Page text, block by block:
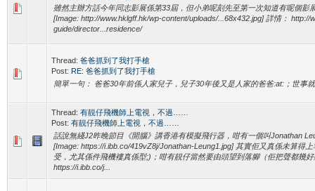
雖然主辦方話今年同志影展係第33屆，但小弟呢刻先至第一次知道有呢個影
[Image: http://www.hklgff.hk/wp-content/uploads/...68x432.jpg] 詳情： http://
guide/director...residence/
Thread: 爸爸抓到了我打手槍
Post: RE: 爸爸抓到了我打手槍
簡單一句： 爸爸30年前係人家兒子，兒子30年後又是人家的爸爸:at:；世事
Thread: 有靚仔飛機師上電視，不過……
Post: 有靚仔飛機師上電視，不過……
話說無綫J2昨晚節目《開腦》講香港有模擬飛行器，咁有一個叫Jonathan
[Image: https://i.ibb.co/419vZ8j/Jonathan-Leung1.jpg] 其實佢又真係未算得
受，尤其係件飛機褸真係型;)；咁有靚仔當然要由頭望到落腳（佢把聲都幾
https://i.ibb.co/j...